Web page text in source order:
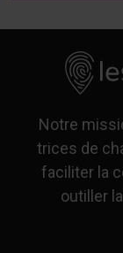
Notre
trices de
faciliter la
outiller